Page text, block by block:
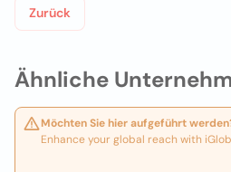
Ähnliche
Möchten Sie hier aufgeführt
Enhance your global reach with
Zurück